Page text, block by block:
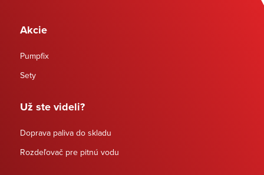
Akcie
Pumpfix
Sety
Už ste videli?
Doprava paliva do skladu
Rozdeľovač pre pitnú vodu